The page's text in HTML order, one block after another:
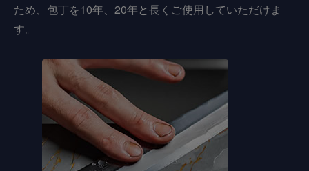
ため、包丁を10年、20年と長くご使用していただけま
す。